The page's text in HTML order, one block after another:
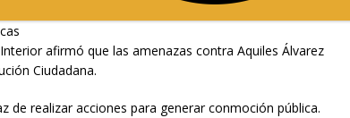
afirmó que las amenazas contra Aquiles Álvarez
Ciudadana.
de realizar acciones para generar conmoción pública.